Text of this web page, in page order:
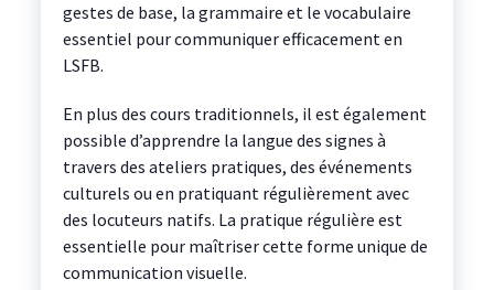
gestes de base, la grammaire et le vocabulaire
essentiel pour communiquer efficacement en
LSFB.
En plus des cours traditionnels, il est également
possible d’apprendre la langue des signes à
travers des ateliers pratiques, des événements
culturels ou en pratiquant régulièrement avec
des locuteurs natifs. La pratique régulière est
essentielle pour maîtriser cette forme unique de
communication visuelle.